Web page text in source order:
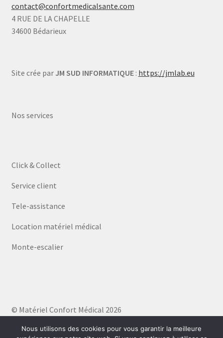
contact@confortmedicalsante.com
4 RUE DE LA CHAPELLE
34600 Bédarieux
Site crée par JM SUD INFORMATIQUE: https://jmlab.eu
Nos services
Click & Collect
Service client
Tele-assistance
Location matériel médical
Monte-escalier
© Matériel Confort Médical 2026
Nous utilisons des cookies pour vous garantir la meilleure